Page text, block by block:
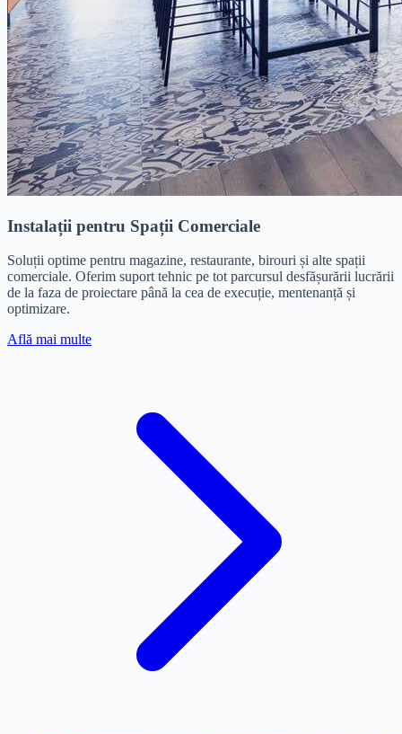
Instalații pentru Spații Comerciale
Soluții optime pentru magazine, restaurante, birouri și alte spații
comerciale. Oferim suport tehnic pe tot parcursul desfășurării lucrării
de la faza de proiectare până la cea de execuție, mentenanță și
optimizare.
Află mai multe